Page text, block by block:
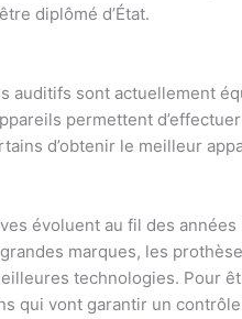
diplômé d’État.
auditifs sont actuellement
permettent
d’obtenir le meilleur
évoluent au fil des années
marques, les
technologies. Pour
qui vont garantir un